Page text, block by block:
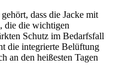
dass die Jacke mit
die die wichtigen
Schutz im Bedarfsfall
die integrierte Belüftung
an den heißesten Tagen